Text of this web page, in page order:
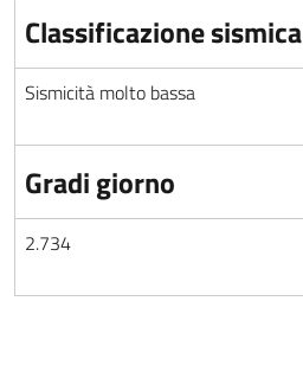
Classificazione sismica
Sismicità molto bassa
Gradi giorno
2.734